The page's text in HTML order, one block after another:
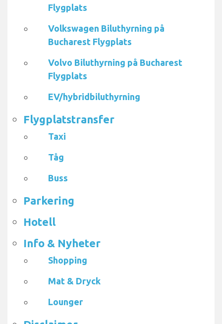
Flygplats
Volkswagen Biluthyrning på
Bucharest Flygplats
Volvo Biluthyrning på Bucharest
Flygplats
EV/hybridbiluthyrning
Flygplatstransfer
Taxi
Tåg
Buss
Parkering
Hotell
Info & Nyheter
Shopping
Mat & Dryck
Lounger